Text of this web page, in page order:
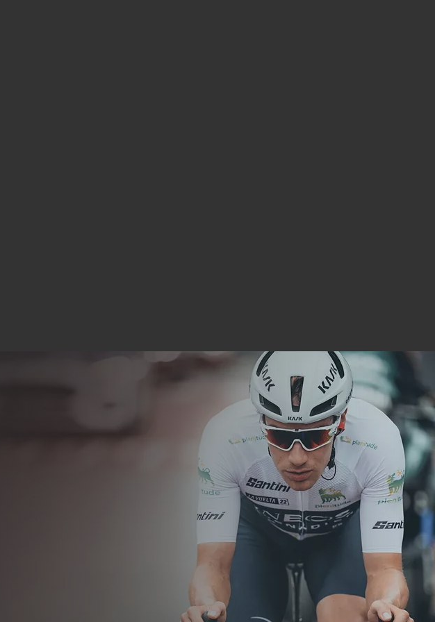
Energy Partner da Volta 2024
Atuamos como um aliado estratégico para fazer da Volta um evento com
Concretizamos este objetivo através da implementação de ações
concretas, como a garantia de recarga dos veículos elétricos de direção de